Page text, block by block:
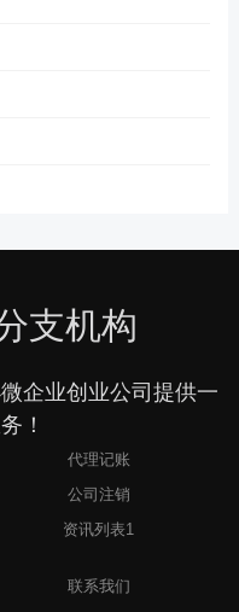
支机构
企业创业公司提供一
！
代理记账
公司注销
资讯列表1
联系我们